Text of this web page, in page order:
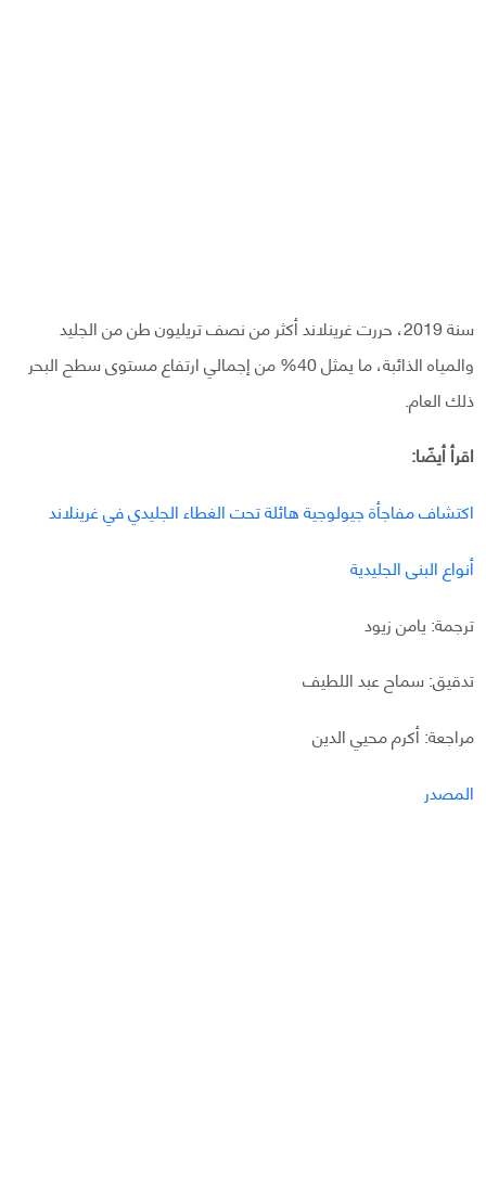
سنة 2019، حررت غرينلاند أكثر من نصف تريليون طن من الجليد
والمياه الذائبة، ما يمثل 40% من إجمالي ارتفاع مستوى سطح البحر
ذلك العام.
اقرأ أيضًا:
اكتشاف مفاجأة جيولوجية هائلة تحت الغطاء الجليدي في غرينلاند
أنواع البنى الجليدية
ترجمة: يامن زيود
تدقيق: سماح عبد اللطيف
مراجعة: أكرم محيي الدين
المصدر